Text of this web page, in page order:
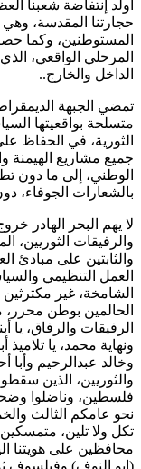
أولد إنتفاضة شعبنا
حجارتنا المقدسة،
المستوطنين، وكما
المرحلي الواقعي،
الداخل والخارج..
تمضي الجبهة
متسلحة بواقعيتها
الثورية، في الحفاظ
جميع مشاريع الهيمنة
الوطني، إلى ما دون
بالشعارات الجوفاء،
لا يهم البحر الهادر
والرفيقات الثوريين،
والثابتين على مبادئ
العمل التنظيمي
الشامخة، غير
الحالمين بوطن محرر،
الرفيقات والرفاق، يا
ونهاية محمد، يا
وخالد عبدالرحيم وأبا
والثوريين، الذين
فلسطين، وناضلوا
نحو عامكم الثالث
تكل ولا تلين، متمسكين
محافظين على هويتنا